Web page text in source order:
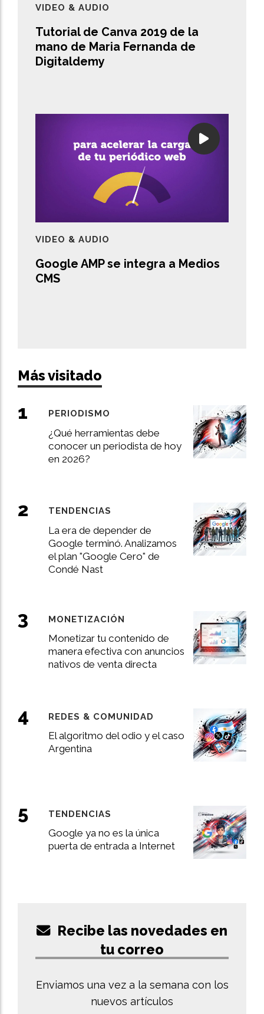
Tutorial de Canva 2019 de la
mano de Maria Fernanda de
Digitaldemy
VIDEO & AUDIO
Google AMP se integra a Medios
CMS
VIDEO & AUDIO
Más visitado
¿Qué herramientas debe
conocer un periodista de hoy
en 2026?
PERIODISMO
La era de depender de
Google terminó. Analizamos
el plan "Google Cero" de
Condé Nast
TENDENCIAS
Monetizar tu contenido de
manera efectiva con anuncios
nativos de venta directa
MONETIZACIÓN
El algoritmo del odio y el caso
Argentina
REDES & COMUNIDAD
Google ya no es la única
puerta de entrada a Internet
TENDENCIAS
Recibe las novedades en
tu correo
Enviamos una vez a la semana con los
nuevos artículos